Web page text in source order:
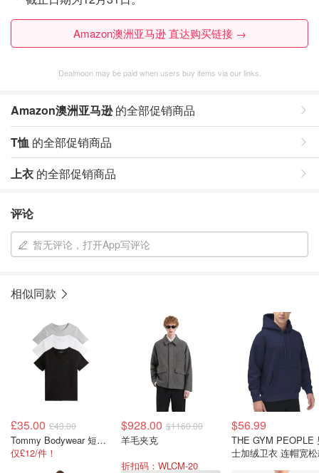
Amazon澳洲亚马逊 直达购买链接 →
Dealmoon may be paid when users buy items via our links.
Amazon澳洲亚马逊的全部促销商品
T恤 的全部促销商品
上衣 的全部促销商品
评论
暂无评论，打开App写评论
相似同款
£35.00 £43.00
Tommy Bodywear 短袖T恤 3件装
仅£12/件！
$928.00 $1160.00
羊毛夹克
折扣码：WLCM-20
$56.99
THE GYM PEOPLE
士加绒卫衣 连帽宽